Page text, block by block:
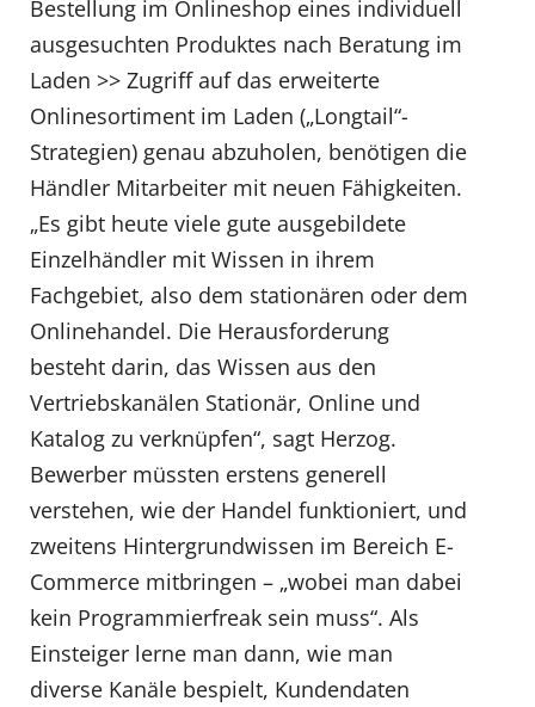
Bestellung im Onlineshop eines individuell
ausgesuchten Produktes nach Beratung im
Laden >> Zugriff auf das erweiterte
Onlinesortiment im Laden („Longtail“-
Strategien) genau abzuholen, benötigen die
Händler Mitarbeiter mit neuen Fähigkeiten.
„Es gibt heute viele gute ausgebildete
Einzelhändler mit Wissen in ihrem
Fachgebiet, also dem stationären oder dem
Onlinehandel. Die Herausforderung
besteht darin, das Wissen aus den
Vertriebskanälen Stationär, Online und
Katalog zu verknüpfen“, sagt Herzog.
Bewerber müssten erstens generell
verstehen, wie der Handel funktioniert, und
zweitens Hintergrundwissen im Bereich E-
Commerce mitbringen – „wobei man dabei
kein Programmierfreak sein muss“. Als
Einsteiger lerne man dann, wie man
diverse Kanäle bespielt, Kundendaten